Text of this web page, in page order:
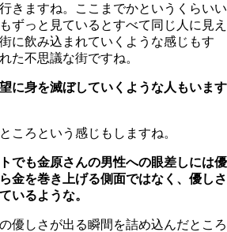
きますね。ここまでかというくらいい
ずっと見ているとすべて同じ人に見え
に飲み込まれていくような感じもす
た不思議な街ですね。
身を滅ぼしていくような人もいます
ころという感じもしますね。
も金原さんの男性への眼差しには優
金を巻き上げる側面ではなく、優しさ
いるような。
優しさが出る瞬間を詰め込んだところ